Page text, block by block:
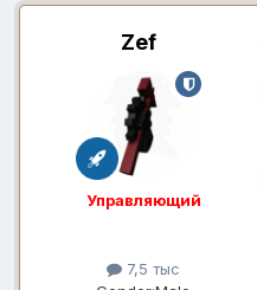
Zef
Управляющий
7,5 тыс